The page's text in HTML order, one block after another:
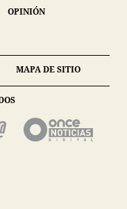
OPINIÓN
MAPA DE SITIO